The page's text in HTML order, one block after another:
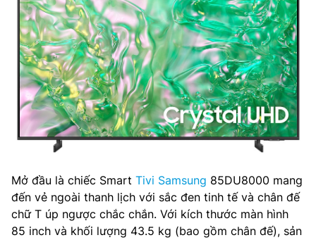
Mở đầu là chiếc Smart Tivi Samsung 85DU8000 mang
đến vẻ ngoài thanh lịch với sắc đen tinh tế và chân đế
chữ T úp ngược chắc chắn. Với kích thước màn hình
85 inch và khối lượng 43.5 kg (bao gồm chân đế), sản